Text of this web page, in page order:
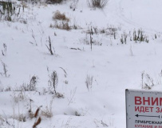
Перейти к основному содержанию